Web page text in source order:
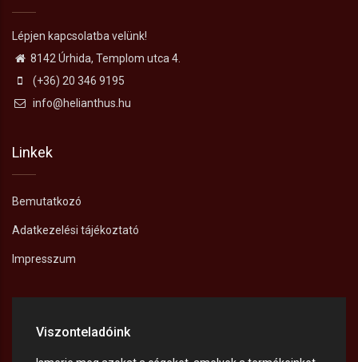
Lépjen kapcsolatba velünk!
8142 Úrhida, Templom utca 4.
(+36) 20 346 9195
info@helianthus.hu
Linkek
Bemutatkozó
Adatkezelési tájékoztató
Impresszum
Viszonteladóink